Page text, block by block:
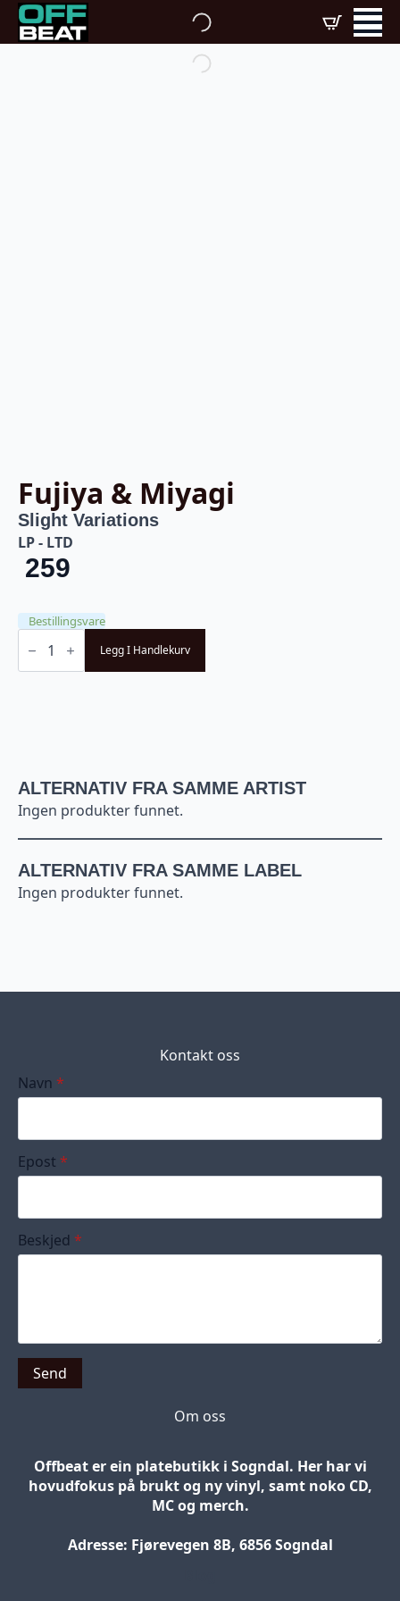
Fujiya & Miyagi
Slight Variations
LP - LTD
259
Bestillingsvare
Fujiya
-
Legg I Handlekurv
ALTERNATIV FRA SAMME ARTIST
Ingen produkter funnet.
ALTERNATIV FRA SAMME LABEL
Ingen produkter funnet.
Kontakt oss
Navn *
Epost *
Beskjed *
Send
Om oss
Offbeat er ein platebutikk i Sogndal. Her har vi
hovudfokus på brukt og ny vinyl, samt noko CD,
MC og merch.
Adresse: Fjørevegen 8B, 6856 Sogndal